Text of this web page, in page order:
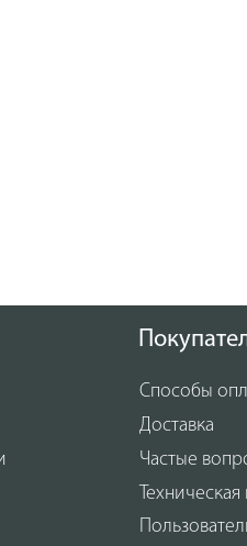
Способы
Доставка
Частые